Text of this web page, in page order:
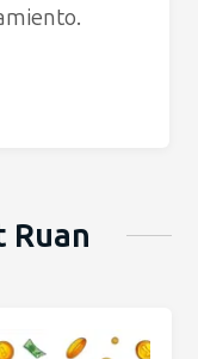
Ruan